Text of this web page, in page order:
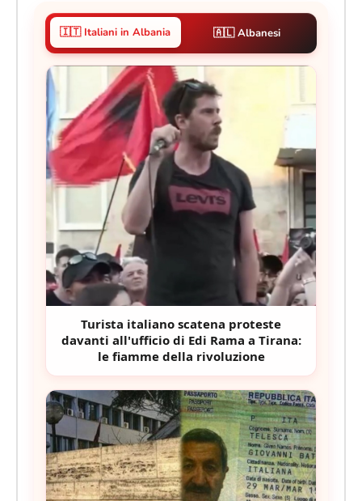
🇮🇹 Italiani in Albania 🇦🇱 Albanesi
Turista italiano scatena proteste
davanti all'ufficio di Edi Rama a Tirana:
le fiamme della rivoluzione